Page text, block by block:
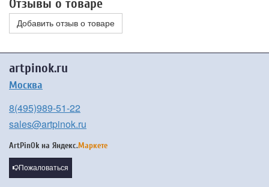
Отзывы о товаре
Добавить отзыв о товаре
artpinok.ru
Москва
8(495)989-51-22
sales@artpinok.ru
ArtPinOk на Яндекс.Маркете
Пожаловаться